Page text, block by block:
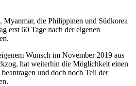
Myanmar, die Philippinen und Südkorea
erst 60 Tage nach der eigenen
Wunsch im November 2019 aus
hat weiterhin die Möglichkeit einen
und doch noch Teil der